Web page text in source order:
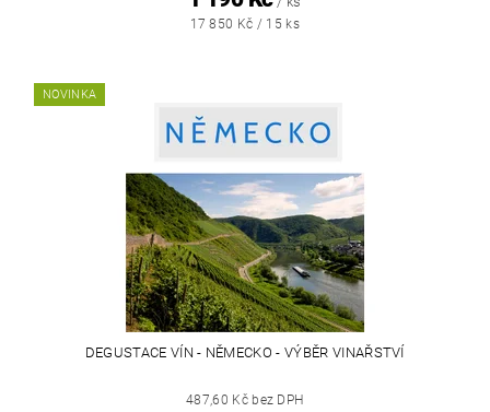
17 850 Kč / 15 ks
NOVINKA
DEGUSTACE VÍN - NĚMECKO - VÝBĚR VINAŘSTVÍ
487,60 Kč bez DPH